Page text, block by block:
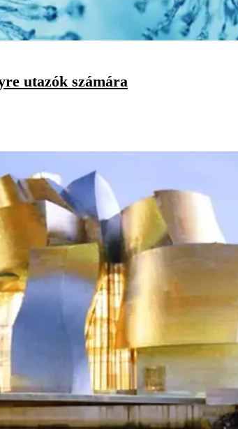
utazók számára